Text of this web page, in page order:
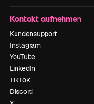
Kontakt aufnehmen
Kundensupport
Instagram
YouTube
LinkedIn
TikTok
Discord